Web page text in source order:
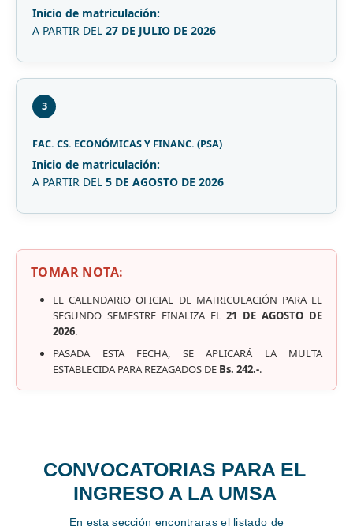
Inicio de matriculación:
A PARTIR DEL 27 DE JULIO DE 2026
3
FAC. CS. ECONÓMICAS Y FINANC. (PSA)
Inicio de matriculación:
A PARTIR DEL 5 DE AGOSTO DE 2026
TOMAR NOTA:
EL CALENDARIO OFICIAL DE MATRICULACIÓN PARA EL
SEGUNDO SEMESTRE FINALIZA EL21 DE AGOSTO DE
2026.
PASADA ESTA FECHA, SE APLICARÁ LA MULTA
ESTABLECIDA PARA REZAGADOS DE Bs. 242.-.
CONVOCATORIAS PARA EL
INGRESO A LA UMSA
En esta sección encontraras el listado de